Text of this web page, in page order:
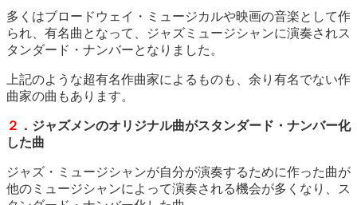
多くはブロードウェイ・ミュージカルや映画の音楽として作
られ、有名曲となって、ジャズミュージシャンに演奏されス
タンダード・ナンバーとなりました。
上記のような超有名作曲家によるものも、余り有名でない作
曲家の曲もあります。
２ ．ジャズメンのオリジナル曲がスタンダード・ナンバー化
した曲
ジャズ・ミュージシャンが自分が演奏するために作った曲が
他のミュージシャンによって演奏される機会が多くなり、ス